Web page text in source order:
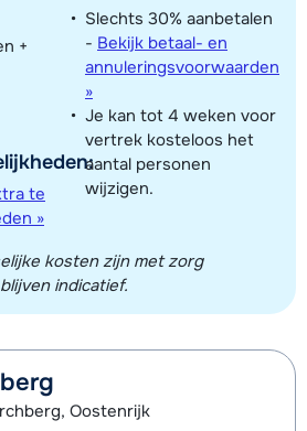
+
te
»
Slechts 30% aanbetalen
- Bekijk betaal- en
annuleringsvoorwaarden
»
Je kan tot 4 weken voor
vertrek kosteloos het
aantal personen
wijzigen.
kosten zijn met zorg
indicatief.
Oostenrijk